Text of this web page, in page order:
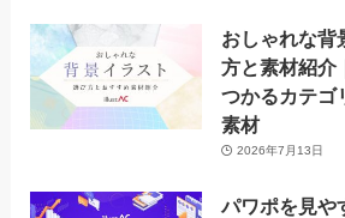
おしゃれな背
方と素材紹介
つかるカテゴ
素材
2026年7月13日
パワポを見や